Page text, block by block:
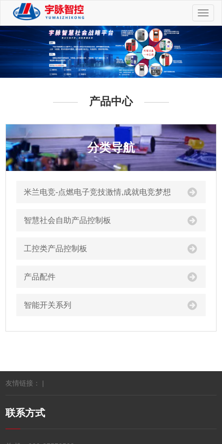
切
换
航
产品中心
分类导航
米兰电竞-点燃电子竞技激情,成就电竞梦想
智慧社会自助产品控制板
工控类产品控制板
产品配件
智能开关系列
友情链接： |
联系方式